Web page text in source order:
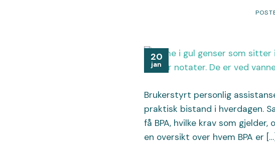
20
jan
Brukerstyrt personlig
praktisk bistand i hverdagen.
få BPA, hvilke krav som
en oversikt over hvem BPA er […]